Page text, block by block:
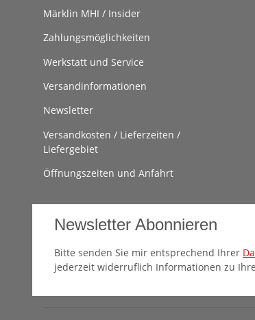
Märklin MHI / Insider
Zahlungsmöglichkeiten
Werkstatt und Service
Versandinformationen
Newsletter
Versandkosten / Lieferzeiten /
Liefergebiet
Öffnungszeiten und Anfahrt
Newsletter Abonnieren
Bitte senden Sie mir entsprechend Ihrer
jederzeit widerruflich Informationen zu